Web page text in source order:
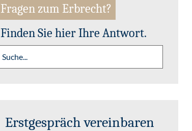
Fragen zum Erbrecht?
Finden Sie hier Ihre Antwort.
Erstgespräch vereinbaren